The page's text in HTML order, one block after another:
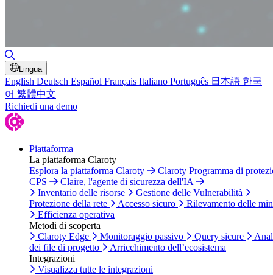
Lingua
English Deutsch Español Français Italiano Português 日本語 한국
어 繁體中文
Richiedi una demo
Piattaforma
La piattaforma Claroty
Esplora la piattaforma Claroty
Claroty Programma di
CPS
Claire, l'agente di sicurezza dell'IA
Inventario delle risorse
Gestione delle Vulnerabilità
Protezione della rete
Accesso sicuro
Rilevamento delle
Efficienza operativa
Metodi di scoperta
Claroty Edge
Monitoraggio passivo Query sicure
dei file di progetto
Arricchimento dell’ecosistema
Integrazioni
Visualizza tutte le integrazioni